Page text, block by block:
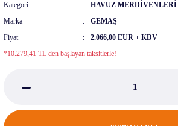
Kategori HAVUZ MERDİVENLERİ
Marka
GEMAŞ
Fiyat
2.066,00 EUR + KDV
*10.279,41 TL den başlayan taksitlerle!